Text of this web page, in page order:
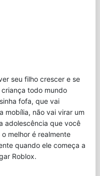
seu filho crescer e se
todo mundo
fofa, que vai
mobília, não vai virar um
adolescência que você
melhor é realmente
quando ele começa a
Roblox.